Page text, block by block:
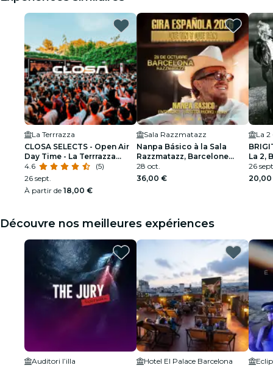
La Terrrazza
CLOSA SELECTS - Open Air
Day Time - La Terrrazza
2026
4.6
(5)
26 sept.
À partir de 18,00 €
Sala Razzmatazz
Nanpa Básico à la Sala
Razzmatazz, Barcelone
2026
28 oct.
36,00 €
La 2
La 2,
26
Découvre nos meilleures expériences
Auditori l’illa
Hotel El Palace Barcelona